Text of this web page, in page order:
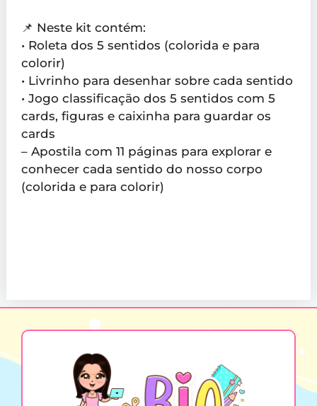
📌 Neste kit contém:
• Roleta dos 5 sentidos (colorida e para
colorir)
• Livrinho para desenhar sobre cada sentido
• Jogo classificação dos 5 sentidos com 5
cards, figuras e caixinha para guardar os
cards
– Apostila com 11 páginas para explorar e
conhecer cada sentido do nosso corpo
(colorida e para colorir)